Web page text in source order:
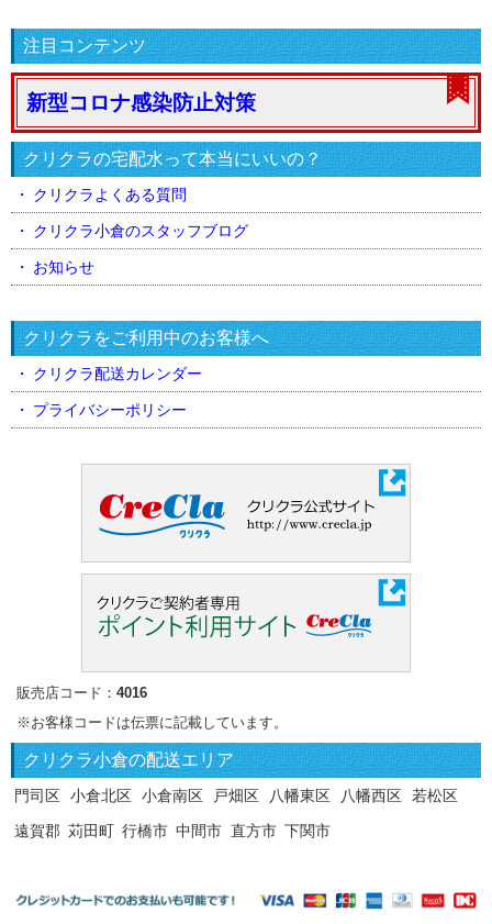
注目コンテンツ
新型コロナ感染防止対策
クリクラの宅配水って本当にいいの？
クリクラよくある質問
クリクラ小倉のスタッフブログ
お知らせ
クリクラをご利用中のお客様へ
クリクラ配送カレンダー
プライバシーポリシー
販売店コード： 4016
※お客様コードは伝票に記載しています。
クリクラ小倉の配送エリア
門司区 小倉北区 小倉南区 戸畑区 八幡東区 八幡西区 若松区
遠賀郡 苅田町 行橋市 中間市 直方市 下関市